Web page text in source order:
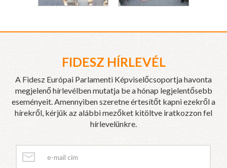
FIDESZ HÍRLEVÉL
A Fidesz Európai Parlamenti Képviselőcsoportja havonta
megjelenő hírlevélben mutatja be a hónap legjelentősebb
eseményeit. Amennyiben szeretne értesítőt kapni ezekről a
hírekről, kérjük az alábbi mezőket kitöltve iratkozzon fel
hírlevelünkre.